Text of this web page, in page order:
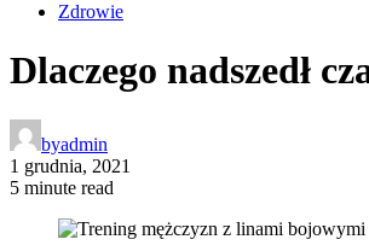
Zdrowie
Dlaczego nadszedł
byadmin
1 grudnia, 2021
5 minute read